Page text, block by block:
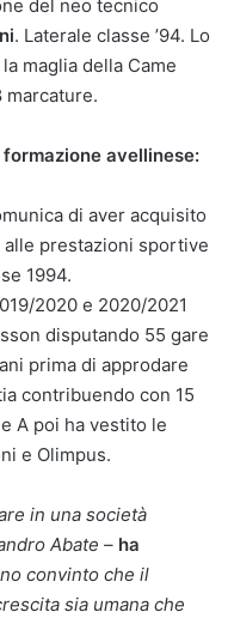
del neo tecnico
. Laterale classe ’94. Lo
maglia della Came
marcature.
avellinese:
di aver acquisito
prestazioni sportive
1994.
2020 e 2020/2021
disputando 55 gare
prima di approdare
contribuendo con 15
A poi ha vestito le
e Olimpus.
in una società
Abate – ha
convinto che il
sia umana che